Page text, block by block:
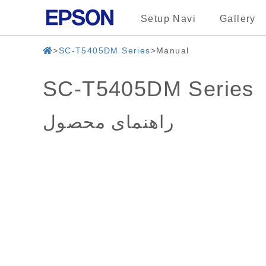
Setup Navi Gallery
SC-T5405DM Series Manual
SC-T5405DM Series
راهنمای محصول